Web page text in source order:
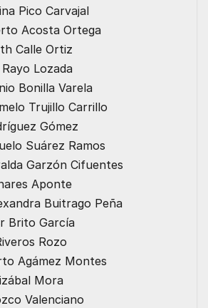
Pico Carvajal
Acosta Ortega
Calle Ortiz
Lozada
Bonilla Varela
Trujillo Carrillo
Gómez
Suárez Ramos
Garzón Cifuentes
Aponte
Buitrago Peña
Brito García
Rozo
Agámez Montes
Mora
Valenciano